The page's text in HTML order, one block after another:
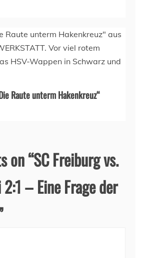
Raute unterm Hakenkreuz“
on “SC Freiburg vs.
2:1 – Eine Frage der